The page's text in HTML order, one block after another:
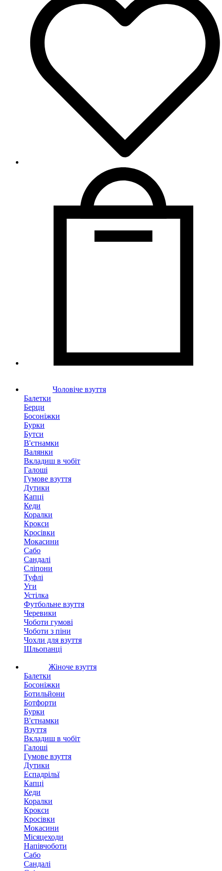
Чоловіче взуття
Балетки
Берци
Босоніжки
Бурки
Бутси
В'єтнамки
Валянки
Вкладиш в чобіт
Галоші
Гумове взуття
Дутики
Капці
Кеди
Коралки
Крокси
Кросівки
Мокасини
Сабо
Сандалі
Сліпони
Туфлі
Уги
Устілка
Футбольне взуття
Черевики
Чоботи гумові
Чоботи з піни
Чохли для взуття
Шльопанці
Жіноче взуття
Балетки
Босоніжки
Ботильйони
Ботфорти
Бурки
В'єтнамки
Взуття
Вкладиш в чобіт
Галоші
Гумове взуття
Дутики
Еспадрільї
Капці
Кеди
Коралки
Крокси
Кросівки
Мокасини
Місяцеходи
Напівчоботи
Сабо
Сандалі